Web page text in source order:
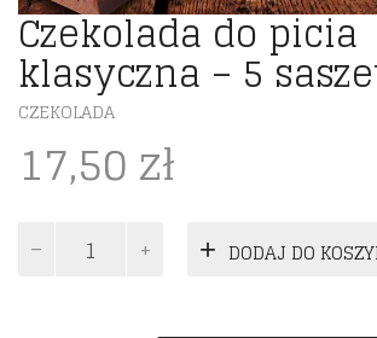
Czekolada do picia
klasyczna – 5
CZEKOLADA
17,50zł
Czekolada
DODAJ DO